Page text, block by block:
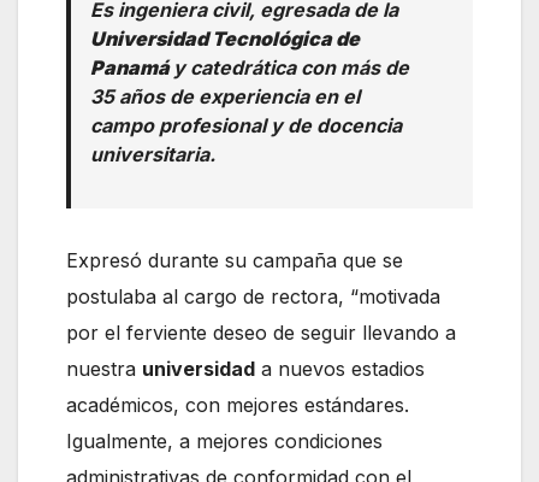
Es ingeniera civil, egresada de la
Universidad Tecnológica de
Panamá y catedrática con más de
35 años de experiencia en el
campo profesional y de docencia
universitaria.
Expresó durante su campaña que se
postulaba al cargo de rectora, “motivada
por el ferviente deseo de seguir llevando a
nuestra universidad a nuevos estadios
académicos, con mejores estándares.
Igualmente, a mejores condiciones